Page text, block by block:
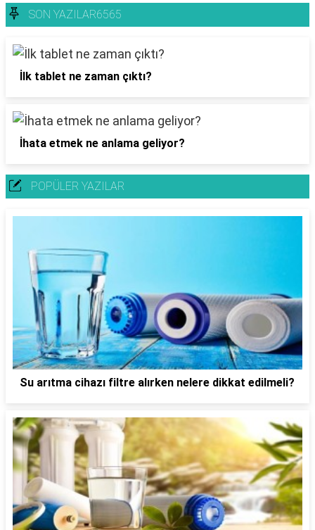
SON YAZILAR6565
İlk tablet ne zaman çıktı?
İhata etmek ne anlama geliyor?
POPÜLER YAZILAR
Su arıtma cihazı filtre alırken nelere dikkat edilmeli?